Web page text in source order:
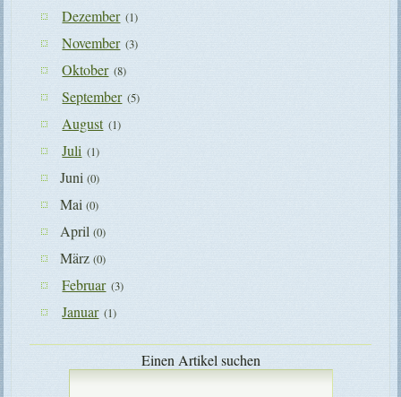
Dezember (1)
November (3)
Oktober (8)
September (5)
August (1)
Juli (1)
Juni(0)
Mai(0)
April(0)
März(0)
Februar (3)
Januar (1)
Einen Artikel suchen